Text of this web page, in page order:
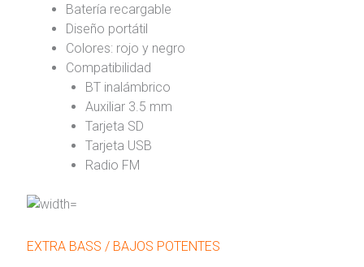
Batería recargable
Diseño portátil
Colores: rojo y negro
Compatibilidad
BT inalámbrico
Auxiliar 3.5 mm
Tarjeta SD
Tarjeta USB
Radio FM
EXTRA BASS / BAJOS POTENTES